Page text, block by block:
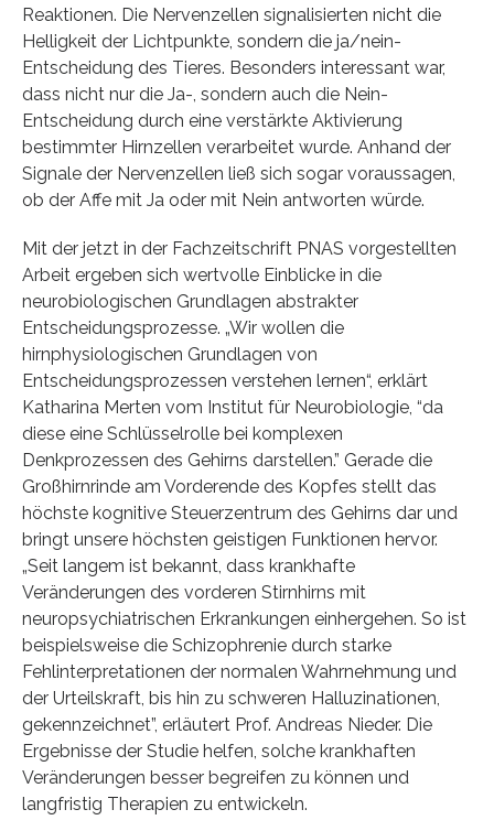
Reaktionen. Die Nervenzellen signalisierten nicht die
Helligkeit der Lichtpunkte, sondern die ja/nein-
Entscheidung des Tieres. Besonders interessant war,
dass nicht nur die Ja-, sondern auch die Nein-
Entscheidung durch eine verstärkte Aktivierung
bestimmter Hirnzellen verarbeitet wurde. Anhand der
Signale der Nervenzellen ließ sich sogar voraussagen,
ob der Affe mit Ja oder mit Nein antworten würde.
Mit der jetzt in der Fachzeitschrift PNAS vorgestellten
Arbeit ergeben sich wertvolle Einblicke in die
neurobiologischen Grundlagen abstrakter
Entscheidungsprozesse. „Wir wollen die
hirnphysiologischen Grundlagen von
Entscheidungsprozessen verstehen lernen“, erklärt
Katharina Merten vom Institut für Neurobiologie, “da
diese eine Schlüsselrolle bei komplexen
Denkprozessen des Gehirns darstellen.” Gerade die
Großhirnrinde am Vorderende des Kopfes stellt das
höchste kognitive Steuerzentrum des Gehirns dar und
bringt unsere höchsten geistigen Funktionen hervor.
„Seit langem ist bekannt, dass krankhafte
Veränderungen des vorderen Stirnhirns mit
neuropsychiatrischen Erkrankungen einhergehen. So ist
beispielsweise die Schizophrenie durch starke
Fehlinterpretationen der normalen Wahrnehmung und
der Urteilskraft, bis hin zu schweren Halluzinationen,
gekennzeichnet”, erläutert Prof. Andreas Nieder. Die
Ergebnisse der Studie helfen, solche krankhaften
Veränderungen besser begreifen zu können und
langfristig Therapien zu entwickeln.